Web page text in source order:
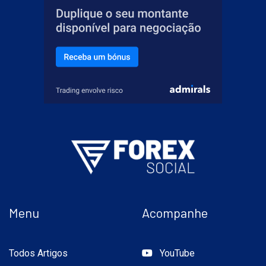
Menu
Todos Artigos
Acompanhe
YouTube